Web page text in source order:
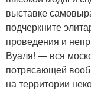
выставке
подчеркните
проведения и
Вуаля! — вся
потрясающей
на территории